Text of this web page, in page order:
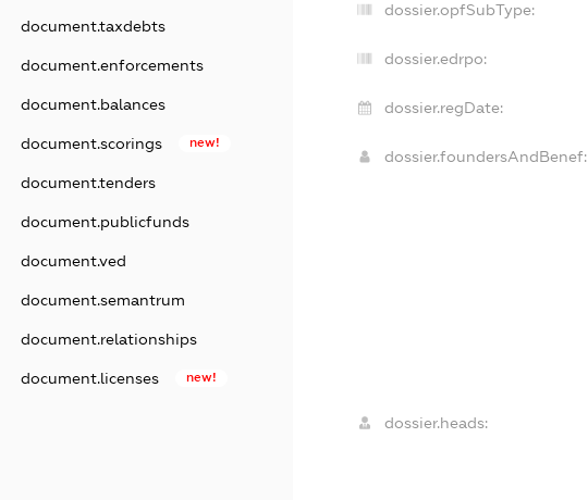
document.taxdebts
document.enforcements
document.balances
document.scorings new!
document.tenders
document.publicfunds
document.ved
document.semantrum
document.relationships
document.licenses new!
dossier.opfSubType:
dossier.edrpo:
dossier.regDate:
dossier.foundersAndBenef:
dossier.heads: